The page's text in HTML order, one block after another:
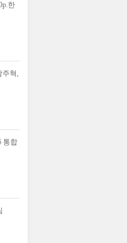
한
주혁,
통합